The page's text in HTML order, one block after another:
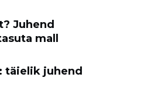
Juhend
mall
täielik juhend